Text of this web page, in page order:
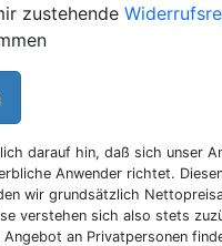
zustehende
darauf hin, daß sich unser
Anwender richtet.
wir grundsätzlich
verstehen sich also stets
an Privatpersonen